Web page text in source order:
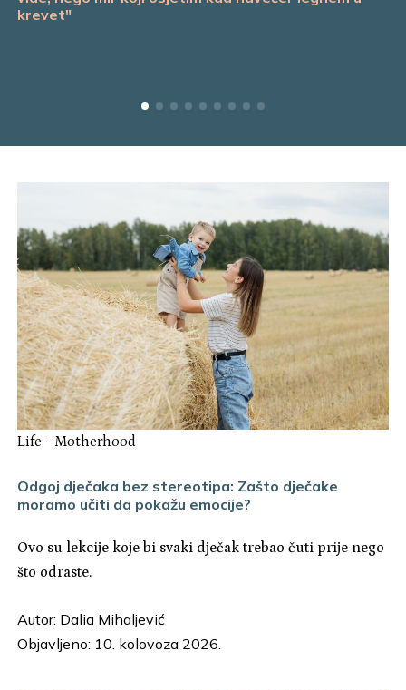
krevet"
Life - Motherhood
Odgoj dječaka bez stereotipa: Zašto dječake
moramo učiti da pokažu emocije?
Ovo su lekcije koje bi svaki dječak trebao čuti prije nego
što odraste.
Autor: Dalia Mihaljević
Objavljeno: 10. kolovoza 2026.